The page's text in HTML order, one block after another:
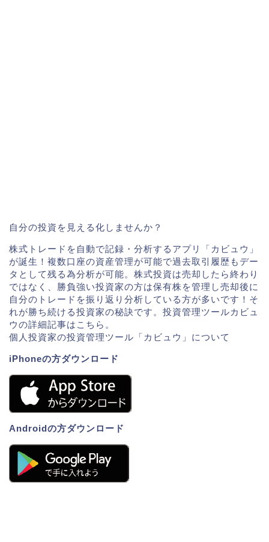
自分の投資を見える化しませんか？
株式トレードを自動で記録・分析するアプリ「カビュウ」
が誕生！複数口座の資産管理が可能で過去取引履歴もデー
タとして残る為分析が可能。株式投資は売却したら終わり
ではなく、勝負強い投資家の方は保有株を管理し売却後に
自分のトレードを振り返り分析している方が多いです！そ
れが勝ち続ける投資家の秘訣です。投資管理ツールカビュ
ウの詳細記事はこちら。
個人投資家の投資管理ツール「カビュウ」について
iPhoneの方ダウンロード
Androidの方ダウンロード